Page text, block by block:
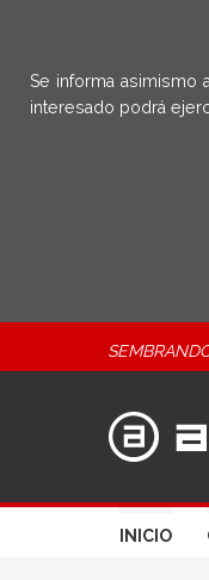
Se informa
interesado podrá
INICIO